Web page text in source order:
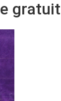
gratuit